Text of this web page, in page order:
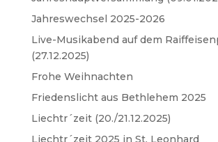
Jahreswechsel 2025-2026
Live-Musikabend auf dem
(27.12.2025)
Frohe Weihnachten
Friedenslicht aus Bethlehem 2025
Liechtr´zeit (20./21.12.2025)
Liechtr´zeit 2025 in St. Leonhard